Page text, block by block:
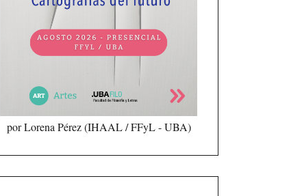
por Lorena Pérez (IHAAL / FFyL - UBA)